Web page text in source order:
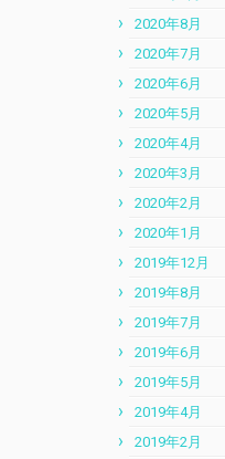
2020年8月
2020年7月
2020年6月
2020年5月
2020年4月
2020年3月
2020年2月
2020年1月
2019年12月
2019年8月
2019年7月
2019年6月
2019年5月
2019年4月
2019年2月